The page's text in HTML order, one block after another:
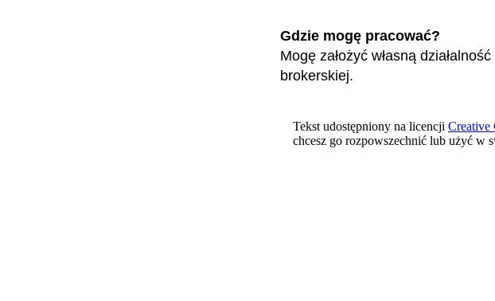
Gdzie mogę pracować?
Mogę założyć własną
brokerskiej.
Tekst udostępniony na licencji Creative
chcesz go rozpowszechnić lub użyć w